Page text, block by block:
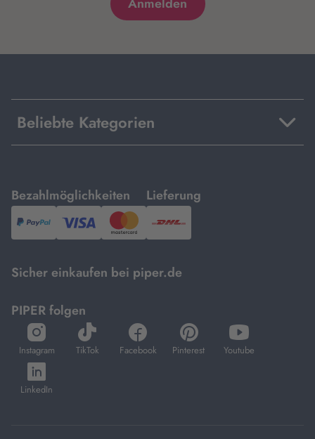
Beliebte Kategorien
Bezahlmöglichkeiten
mit
PayPal,Visa
und
Lieferung
mit
DHL.
Sicher einkaufen bei piper.de
PIPER folgen
Instagram
öffnet
in
neuem
Tab
TikTok
öffnet
in
Facebook
öffnet
in
Pinterest
öffnet
in
Youtube
öffnet
in
LinkedIn
öffnet
in